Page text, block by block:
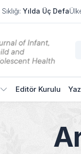
Yılda Üç Defa
and
Editör Kurulu